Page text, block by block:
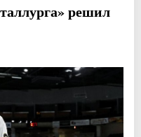
решил